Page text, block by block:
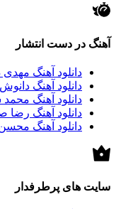
آهنگ در دست انتشار
دانلود آهنگ مهدی
دانلود آهنگ
دانلود آهنگ محمد
دانلود آهنگ
دانلود آهنگ
سایت های پرطرفدار